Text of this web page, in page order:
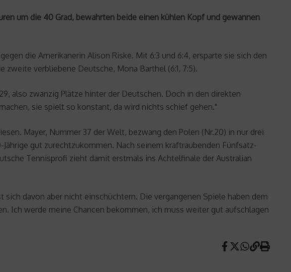
um die 40 Grad, bewahrten beide einen kühlen Kopf und gewannen
die Amerikanerin Alison Riske. Mit 6:3 und 6:4, ersparte sie sich den
verbliebene Deutsche, Mona Barthel (6:1, 7:5).
also zwanzig Plätze hinter der Deutschen. Doch in den direkten
sie spielt so konstant, da wird nichts schief gehen."
Mayer, Nummer 37 der Welt, bezwang den Polen (Nr.20) in nur drei
gut zurechtzukommen. Nach seinem kraftraubenden Fünfsatz-
Tennisprofi zieht damit erstmals ins Achtelfinale der Australian
davon aber nicht einschüchtern. Die vergangenen Spiele haben dem
Ich werde meine Chancen bekommen, ich muss weiter gut aufschlagen